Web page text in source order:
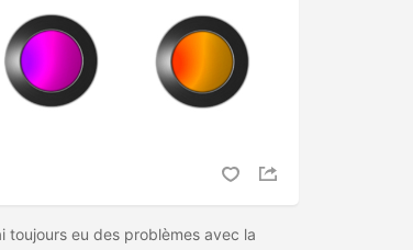
toujours eu des problèmes avec la